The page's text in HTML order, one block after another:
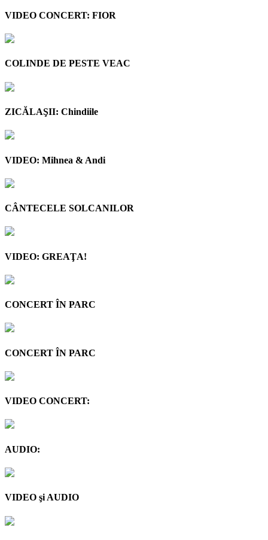
VIDEO CONCERT: FIOR
COLINDE DE PESTE VEAC
ZICĂLAŞII: Chindiile
VIDEO: Mihnea & Andi
CÂNTECELE SOLCANILOR
VIDEO: GREAŢA!
CONCERT ÎN PARC
CONCERT ÎN PARC
VIDEO CONCERT:
AUDIO:
VIDEO şi AUDIO